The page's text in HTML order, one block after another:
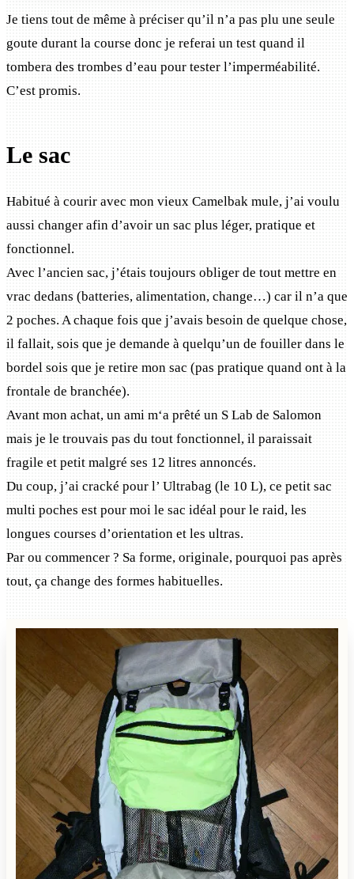
Je tiens tout de même à préciser qu’il n’a pas plu une seule
goute durant la course donc je referai un test quand il
tombera des trombes d’eau pour tester l’imperméabilité.
C’est promis.
Le sac
Habitué à courir avec mon vieux Camelbak mule, j’ai voulu
aussi changer afin d’avoir un sac plus léger, pratique et
fonctionnel.
Avec l’ancien sac, j’étais toujours obliger de tout mettre en
vrac dedans (batteries, alimentation, change…) car il n’a que
2 poches. A chaque fois que j’avais besoin de quelque chose,
il fallait, sois que je demande à quelqu’un de fouiller dans le
bordel sois que je retire mon sac (pas pratique quand ont à la
frontale de branchée).
Avant mon achat, un ami m‘a prêté un S Lab de Salomon
mais je le trouvais pas du tout fonctionnel, il paraissait
fragile et petit malgré ses 12 litres annoncés.
Du coup, j’ai cracké pour l’ Ultrabag (le 10 L), ce petit sac
multi poches est pour moi le sac idéal pour le raid, les
longues courses d’orientation et les ultras.
Par ou commencer ? Sa forme, originale, pourquoi pas après
tout, ça change des formes habituelles.